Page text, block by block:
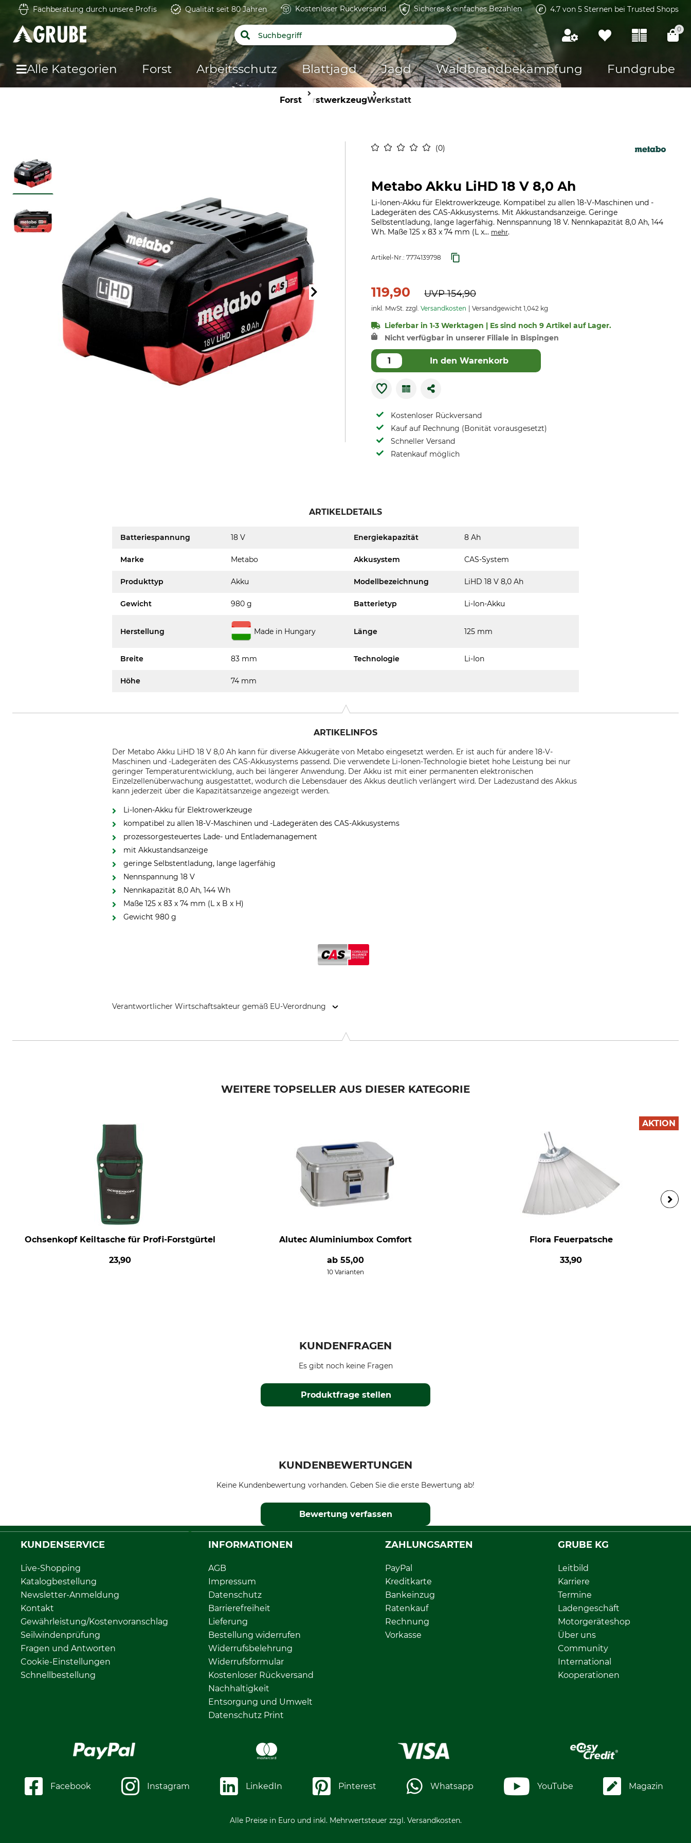
Fachberatung durch unsere Profis Qualität seit 80 Jahren Kostenloser Rückversand Sicheres & einfaches Bezahlen 4.7 von 5 Sternen bei Trusted Shops
0
Alle Kategorien Forst Arbeitsschutz Blattjagd Jagd Waldbrandbekämpfung Fundgrube
Forst ForstwerkzeugWerkstatt
0
Metabo Akku LiHD 18 V 8,0 Ah
Li-Ionen-Akku für Elektrowerkzeuge. Kompatibel zu allen 18-V-Maschinen und -
Ladegeräten des CAS-Akkusystems. Mit Akkustandsanzeige. Geringe
Selbstentladung, lange lagerfähig. Nennspannung 18 V. Nennkapazität 8,0 Ah, 144
Wh. Maße 125 x 83 x 74 mm (L x... mehr.
Artikel-Nr.: 7774139798
119,90 UVP154,90
inkl. MwSt. zzgl. Versandkosten Versandgewicht 1,042 kg
Lieferbar in 1-3 Werktagen | Es sind noch 9 Artikel auf Lager.
Nicht verfügbar in unserer Filiale in Bispingen
In den Warenkorb
Kostenloser Rückversand
Kauf auf Rechnung (Bonität vorausgesetzt)
Schneller Versand
Ratenkauf möglich
ARTIKELDETAILS
Batteriespannung 18 V Energiekapazität 8 Ah
Marke Metabo Akkusystem CAS-System
Produkttyp Akku Modellbezeichnung LiHD 18 V 8,0 Ah
Gewicht 980 g Batterietyp Li-Ion-Akku
Herstellung Made in Hungary Länge 125 mm
Breite 83 mm Technologie Li-Ion
Höhe 74 mm
ARTIKELINFOS
Der Metabo Akku LiHD 18 V 8,0 Ah kann für diverse Akkugeräte von Metabo eingesetzt werden. Er ist auch für andere 18-V-
Maschinen und -Ladegeräten des CAS-Akkusystems passend. Die verwendete Li-Ionen-Technologie bietet hohe Leistung bei nur
geringer Temperaturentwicklung, auch bei längerer Anwendung. Der Akku ist mit einer permanenten elektronischen
Einzelzellenüberwachung ausgestattet, wodurch die Lebensdauer des Akkus deutlich verlängert wird. Der Ladezustand des Akkus
kann jederzeit über die Kapazitätsanzeige angezeigt werden.
Li-Ionen-Akku für Elektrowerkzeuge
kompatibel zu allen 18-V-Maschinen und -Ladegeräten des CAS-Akkusystems
prozessorgesteuertes Lade- und Entlademanagement
mit Akkustandsanzeige
geringe Selbstentladung, lange lagerfähig
Nennspannung 18 V
Nennkapazität 8,0 Ah, 144 Wh
Maße 125 x 83 x 74 mm (L x B x H)
Gewicht 980 g
Verantwortlicher Wirtschaftsakteur gemäß EU-Verordnung
WEITERE TOPSELLER AUS DIESER KATEGORIE
Ochsenkopf Keiltasche für Profi-Forstgürtel
23,90
Alutec Aluminiumbox Comfort
ab 55,00
10 Varianten
AKTION
Flora Feuerpatsche
33,90
KUNDENFRAGEN
Produktfrage stellen
Es gibt noch keine Fragen
KUNDENBEWERTUNGEN
Keine Kundenbewertung vorhanden. Geben Sie die erste Bewertung ab!
Bewertung verfassen
KUNDENSERVICE
Live-Shopping
Katalogbestellung
Newsletter-Anmeldung
Kontakt
Gewährleistung/Kostenvoranschlag
Seilwindenprüfung
Fragen und Antworten
Cookie-Einstellungen
Schnellbestellung
INFORMATIONEN
AGB
Impressum
Datenschutz
Barrierefreiheit
Lieferung
Bestellung widerrufen
Widerrufsbelehrung
Widerrufsformular
Kostenloser Rückversand
Nachhaltigkeit
Entsorgung und Umwelt
Datenschutz Print
ZAHLUNGSARTEN
PayPal
Kreditkarte
Bankeinzug
Ratenkauf
Rechnung
Vorkasse
GRUBE KG
Leitbild
Karriere
Termine
Ladengeschäft
Motorgeräteshop
Über uns
Community
International
Kooperationen
Facebook Instagram LinkedIn Pinterest Whatsapp YouTube Magazin
Alle Preise in Euro und inkl. Mehrwertsteuer zzgl. Versandkosten.